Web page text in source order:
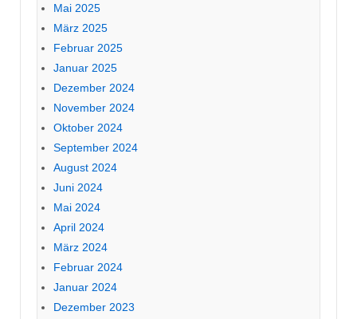
Mai 2025
März 2025
Februar 2025
Januar 2025
Dezember 2024
November 2024
Oktober 2024
September 2024
August 2024
Juni 2024
Mai 2024
April 2024
März 2024
Februar 2024
Januar 2024
Dezember 2023